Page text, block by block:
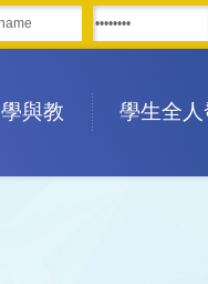
學與教 學生全人